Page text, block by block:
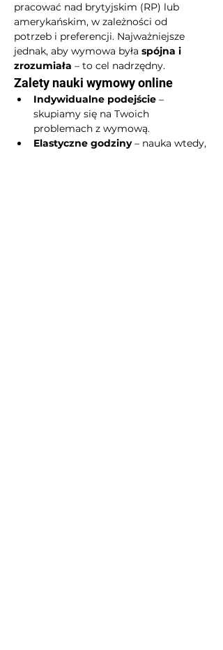
pracować nad brytyjskim (RP) lub
amerykańskim, w zależności od
potrzeb i preferencji. Najważniejsze
jednak, aby wymowa była spójna i
zrozumiała – to cel nadrzędny.
Zalety nauki wymowy online
Indywidualne podejście –
skupiamy się na Twoich
problemach z wymową.
Elastyczne godziny – nauka wtedy,